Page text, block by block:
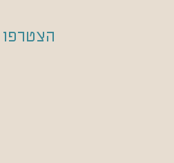
הצטרפו